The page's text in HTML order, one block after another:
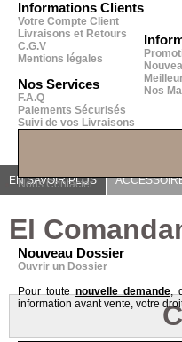
Informations Clients
Votre Compte Client
Livraisons et Retours
C.G.V
Mentions légales
Nos Services
F.A.Q
Paiements Sécurisés
Suivi de vos Livraisons
Nos
Nous Contacter
Nouveau Dossier
Ouvrir un Dossier
Pour toutenouvelle demande,
information avant vente, votre
EN SAVOIR PLUS
El